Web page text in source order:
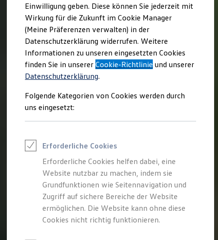
Großkunden
Kommunen & Behörden
Journalisten
Sportvereine
Branchenlösungen
Bau & Handwerk
Gewerbliche Personenbeförderung
Service & mobile Werkstätten
Kurier, Logistik & Handel
Feuerwehr
Rettungsdienste
ONE Business ID Vorteile
Fahrzeugsuche & Marktplatz
Digitaler Marktplatz
Kauf & Finanzierung
Online-Fahrzeugbewertung
Aktionen & Angebote
E-Auto-Förderung
Für Privatkunden
Für Gewerbekunden
Profi Paket
TopDeal
Einwilligung geben. Diese können Sie jederzeit mit
Wirkung für die Zukunft im Cookie Manager
(Meine Präferenzen verwalten) in der
Datenschutzerklärung widerrufen. Weitere
Informationen zu unseren eingesetzten Cookies
finden Sie in unsererCookie-Richtlinie und unserer
Datenschutzerklärung.
Folgende Kategorien von Cookies werden durch
uns eingesetzt:
Erforderliche Cookies
Erforderliche Cookies helfen dabei, eine
Website nutzbar zu machen, indem sie
Grundfunktionen wie Seitennavigation und
Zugriff auf sichere Bereiche der Website
ermöglichen. Die Website kann ohne diese
Cookies nicht richtig funktionieren.